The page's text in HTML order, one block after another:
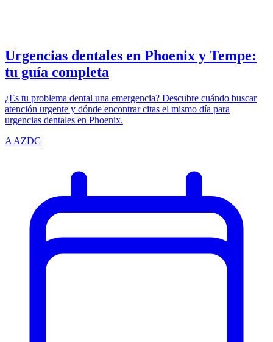
Urgencias dentales en Phoenix y Tempe:
tu guía completa
¿Es tu problema dental una emergencia? Descubre cuándo buscar
atención urgente y dónde encontrar citas el mismo día para
urgencias dentales en Phoenix.
A AZDC